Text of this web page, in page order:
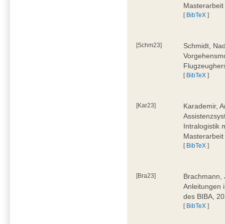
[ BibTeX ]
[Schm23]
Schmidt,
[ BibTeX ]
[Kar23]
Karademir,
Intralogistik
[ BibTeX ]
[Bra23]
Brachmann,
Anleitungen
des BIBA,
[ BibTeX ]